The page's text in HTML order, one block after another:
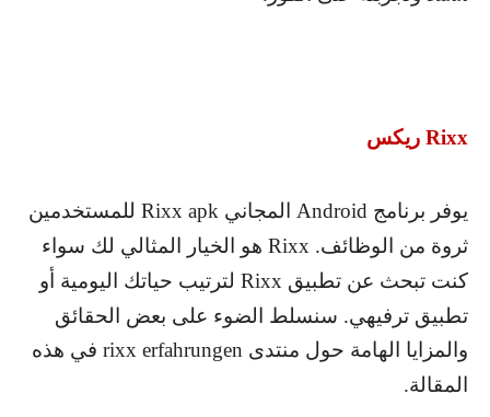
Rixx ريكس
يوفر برنامج Android المجاني Rixx apk للمستخدمين
ثروة من الوظائف. Rixx هو الخيار المثالي لك سواء
كنت تبحث عن تطبيق Rixx لترتيب حياتك اليومية أو
تطبيق ترفيهي. سنسلط الضوء على بعض الحقائق
والمزايا الهامة حول منتدى rixx erfahrungen في هذه
المقالة.